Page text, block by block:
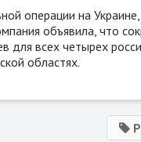
операции на
объявила, что
для всех четырех
областях.